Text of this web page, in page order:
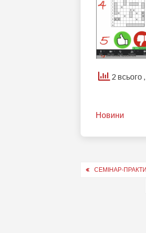
2 всього
Новини
Навігація
СЕМІНАР-